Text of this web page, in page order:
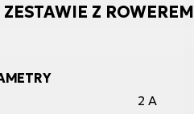
Z ROWEREM
2 A